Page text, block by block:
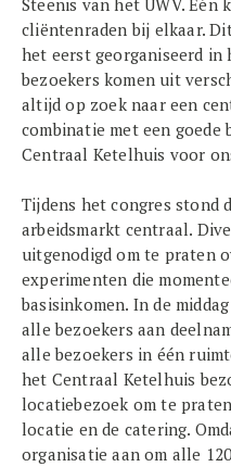
Steenis van het UWV. Eén
cliëntenraden bij elkaar.
het eerst georganiseerd in
bezoekers komen uit
altijd op zoek naar een
combinatie met een goede
Centraal Ketelhuis voor
Tijdens het congres stond
arbeidsmarkt centraal.
uitgenodigd om te praten
experimenten die
basisinkomen. In de
alle bezoekers aan
alle bezoekers in één
het Centraal Ketelhuis
locatiebezoek om te
locatie en de catering.
organisatie aan om alle